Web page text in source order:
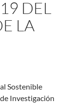
DEL
LA
Sostenible
Investigación